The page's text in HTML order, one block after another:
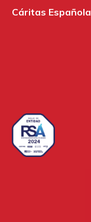
Cáritas Española